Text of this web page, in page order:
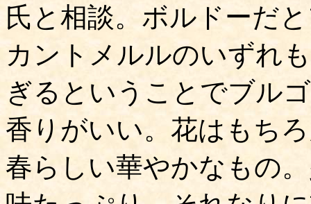
氏と相談。ボルドーだ
カントメルルのいずれ
ぎるということでブル
香りがいい。花はもち
春らしい華やかなもの